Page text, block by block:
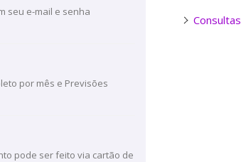
seu e-mail e senha
por mês e Previsões
pode ser feito via cartão de
Consultas